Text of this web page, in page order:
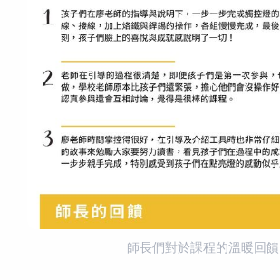
師長們對於課程的溫暖回饋